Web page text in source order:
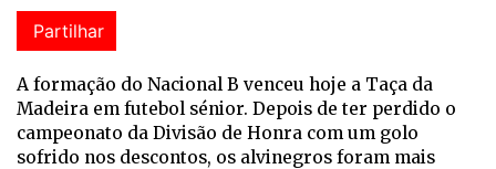
Partilhar
A formação do Nacional B venceu hoje a Taça da
Madeira em futebol sénior. Depois de ter perdido o
campeonato da Divisão de Honra com um golo
sofrido nos descontos, os alvinegros foram mais